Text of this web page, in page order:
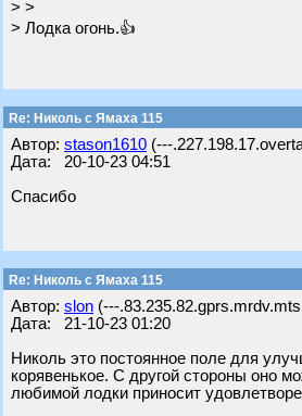
> >
> Лодка огонь.👍
Re: Николь с Ямаха 115
Автор: stason1610 (---
Дата: 20-10-23 04:51
Спасибо
Re: Николь с Ямаха 115
Автор: slon (---
Дата: 21-10-23 01:20
Николь это постоянное поле для
корявенькое. С другой стороны оно
любимой лодки приносит